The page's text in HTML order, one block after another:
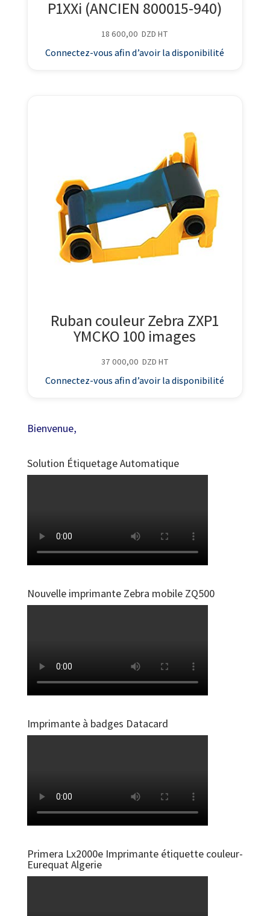
P1XXi (ANCIEN 800015-940)
18 600,00 DZD HT
Connectez-vous afin d’avoir la disponibilité
Ruban couleur Zebra ZXP1
YMCKO 100 images
37 000,00 DZD HT
Connectez-vous afin d’avoir la disponibilité
Bienvenue,
Solution Étiquetage Automatique
Nouvelle imprimante Zebra mobile ZQ500
Imprimante à badges Datacard
Primera Lx2000e Imprimante étiquette couleur-
Eurequat Algerie